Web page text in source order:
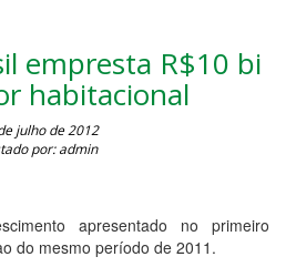
empresta R$10 bi
habitacional
julho de 2012
por: admin
apresentado no primeiro
do mesmo período de 2011.